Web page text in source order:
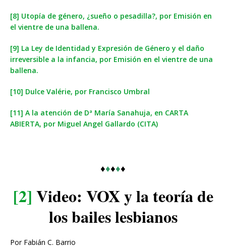
[8] Utopía de género, ¿sueño o pesadilla?, por Emisión en
el vientre de una ballena.
[9] La Ley de Identidad y Expresión de Género y el daño
irreversible a la infancia, por Emisión en el vientre de una
ballena.
[10] Dulce Valérie, por Francisco Umbral
[11] A la atención de Dª María Sanahuja, en CARTA
ABIERTA, por Miguel Angel Gallardo (CITA)
♦♦♦♦♦
[2] Video: VOX y la teoría de
los bailes lesbianos
Por Fabián C. Barrio